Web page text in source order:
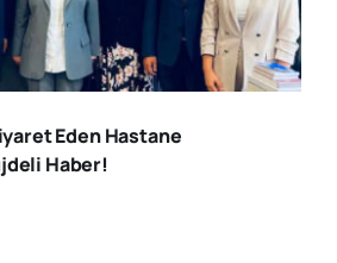
Eden Hastane
Haber!